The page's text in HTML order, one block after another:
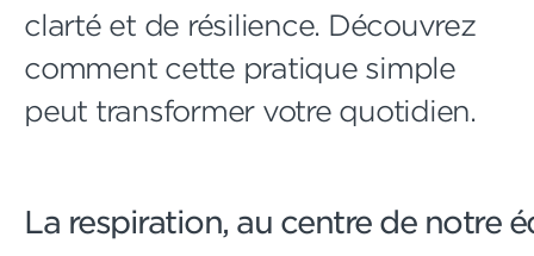
clarté et de résilience. Découvrez
comment cette pratique simple
peut transformer votre quotidien.
La respiration, au centre de notre